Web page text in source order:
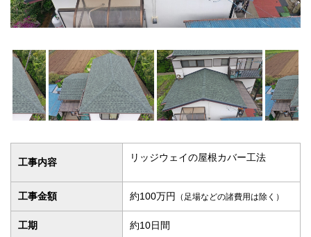
工事内容 リッジウェイの屋根カバー工法
工事金額 約100万円 （足場などの諸費用は除く）
工期 約10日間